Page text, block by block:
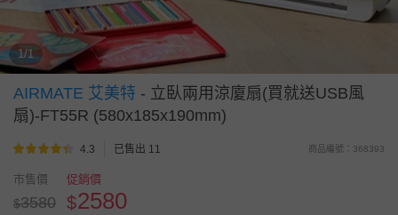
1/1
AIRMATE 艾美特 - 立臥兩用涼廈扇(買就送USB風
扇)-FT55R (580x185x190mm)
4.3 已售出 11 商品編號：368393
市售價
$3580
促銷價
$2580